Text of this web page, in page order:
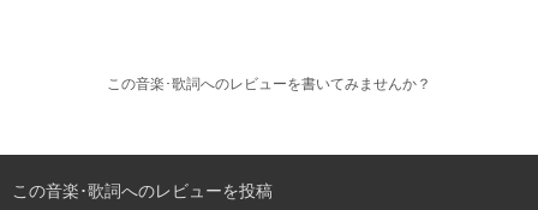
この音楽･歌詞へのレビューを書いてみませんか？
この音楽･歌詞へのレビューを投稿